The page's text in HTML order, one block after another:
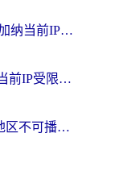
在海外看世界杯哥伦比亚 vs 加纳当前IP受限制？这篇指南帮你流畅看中文解说赛事
在越南看CCTV5世界杯直播当前IP受限制？海外党体育观赛终极指南来了
在日本看央视频世界杯当前地区不可播放？海外党体育观赛终极指南